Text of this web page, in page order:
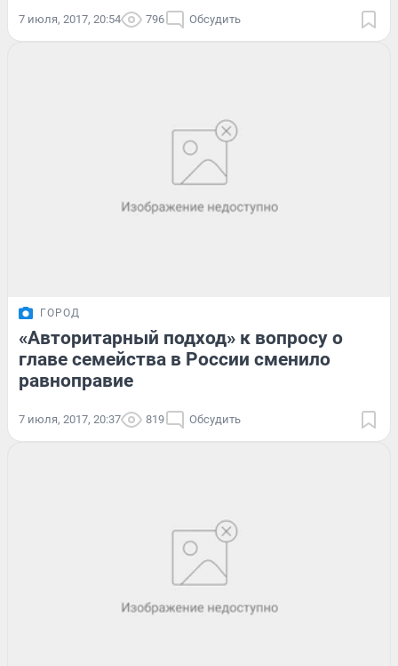
7 июля, 2017, 20:54 796 Обсудить
ГОРОД
«Авторитарный подход» к вопросу о
главе семейства в России сменило
равноправие
7 июля, 2017, 20:37 819 Обсудить